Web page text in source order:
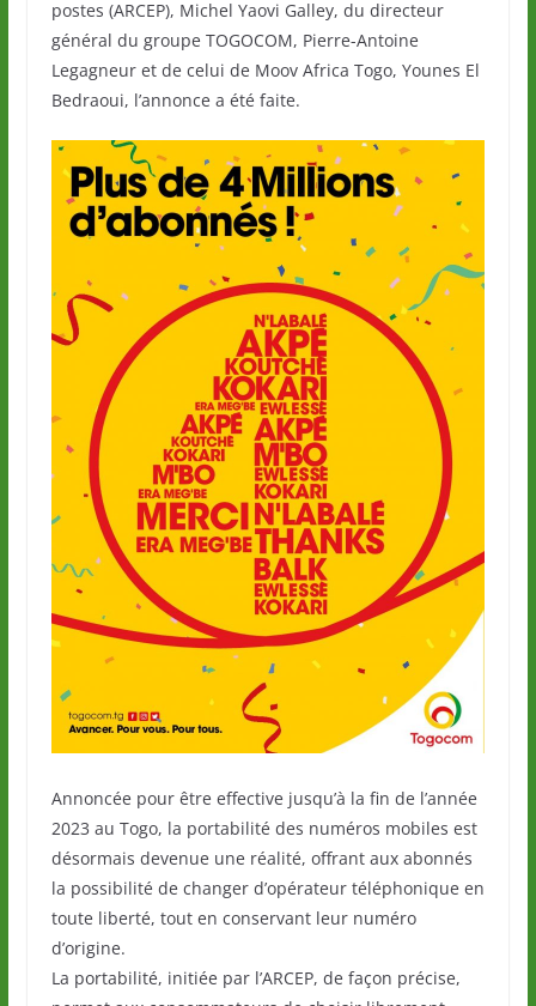
postes (ARCEP), Michel Yaovi Galley, du directeur
général du groupe TOGOCOM, Pierre-Antoine
Legagneur et de celui de Moov Africa Togo, Younes El
Bedraoui, l’annonce a été faite.
Annoncée pour être effective jusqu’à la fin de l’année
2023 au Togo, la portabilité des numéros mobiles est
désormais devenue une réalité, offrant aux abonnés
la possibilité de changer d’opérateur téléphonique en
toute liberté, tout en conservant leur numéro
d’origine.
La portabilité, initiée par l’ARCEP, de façon précise,